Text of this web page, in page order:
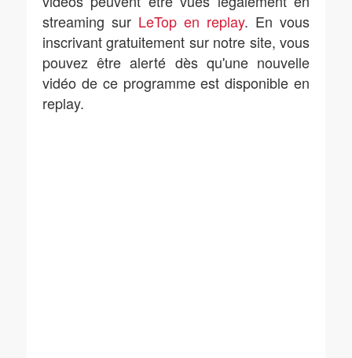
streaming sur LeTop en replay. En vous
inscrivant gratuitement sur notre site, vous
pouvez être alerté dès qu'une nouvelle
vidéo de ce programme est disponible en
replay.